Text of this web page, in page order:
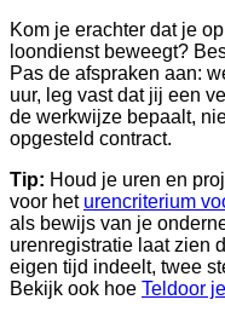
Kom je erachter dat je
loondienst beweegt?
Pas de afspraken aan:
uur, leg vast dat jij een
de werkwijze bepaalt,
opgesteld contract.
Tip: Houd je uren en
voor het urencriterium
als bewijs van je
urenregistratie laat zien
eigen tijd indeelt, twee
Bekijk ook hoe Teldoor